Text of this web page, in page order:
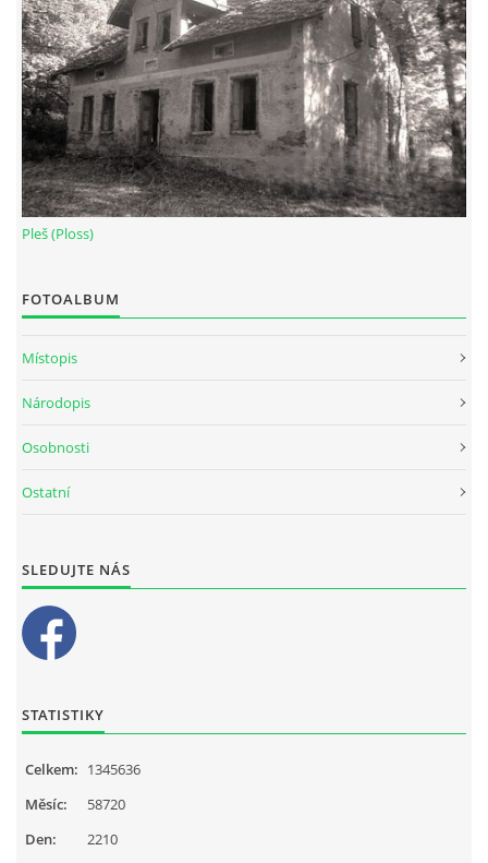
Pleš (Ploss)
FOTOALBUM
Místopis
Národopis
Osobnosti
Ostatní
SLEDUJTE NÁS
STATISTIKY
Celkem: 1345636
Měsíc:
58720
Den:
2210